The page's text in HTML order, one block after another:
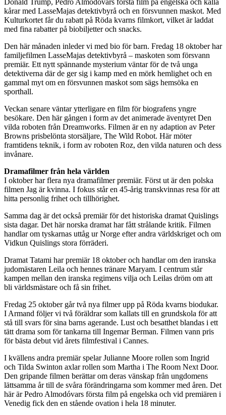
kårar med LasseMajas detektivbyrå och en försvunnen maskot. Med
Kulturkortet får du rabatt på Röda kvarns filmkort, vilket är laddat
med fina rabatter på biobiljetter och snacks.
Den här månaden inleder vi med bio för barn. Fredag 18 oktober har
familjefilmen LasseMajas detektivbyrå – maskoten som försvann
premiär. Ett nytt spännande mysterium väntar för de två unga
detektiverna där de ger sig i kamp med en mörk hemlighet och en
gammal myt om en försvunnen maskot som sägs hemsöka en
sporthall.
Veckan senare väntar ytterligare en film för biografens yngre
besökare. Den här gången i form av det animerade äventyret Den
vilda roboten från Dreamworks. Filmen är en ny adaption av Peter
Browns prisbelönta storsäljare, The Wild Robot. Här möter
framtidens teknik, i form av roboten Roz, den vilda naturen och dess
invånare.
Dramafilmer från hela världen
I oktober har flera nya dramafilmer premiär. Först ut är den polska
filmen Jag är kvinna. I fokus står en 45-årig transkvinnas resa för att
hitta personlig frihet och tillhörighet.
Samma dag är det också premiär för det historiska dramat Quislings
sista dagar. Det här norska dramat har fått strålande kritik. Filmen
handlar om tyskarnas uttåg ur Norge efter andra världskriget och om
Vidkun Quislings stora förräderi.
Dramat Tatami har premiär 18 oktober och handlar om den iranska
judomästaren Leila och hennes tränare Maryam. I centrum står
kampen mellan den iranska regimens vilja och Leilas dröm om att
bli världsmästare och få sin frihet.
Fredag 25 oktober går två nya filmer upp på Röda kvarns biodukar.
I Armand följer vi två föräldrar som kallats till en grundskola för att
stå till svars för sina barns agerande. Lust och besatthet blandas i ett
tätt drama som för tankarna till Ingemar Berman. Filmen vann pris
för bästa debut vid årets filmfestival i Cannes.
I kvällens andra premiär spelar Julianne Moore rollen som Ingrid
och Tilda Swinton axlar rollen som Martha i The Room Next Door.
Den gripande filmen berättar om deras vänskap från ungdomens
lättsamma år till de svåra förändringarna som kommer med åren. Det
här är Pedro Almodóvars första film på engelska och vid premiären i
Venedig fick den en stående ovation i hela 18 minuter.